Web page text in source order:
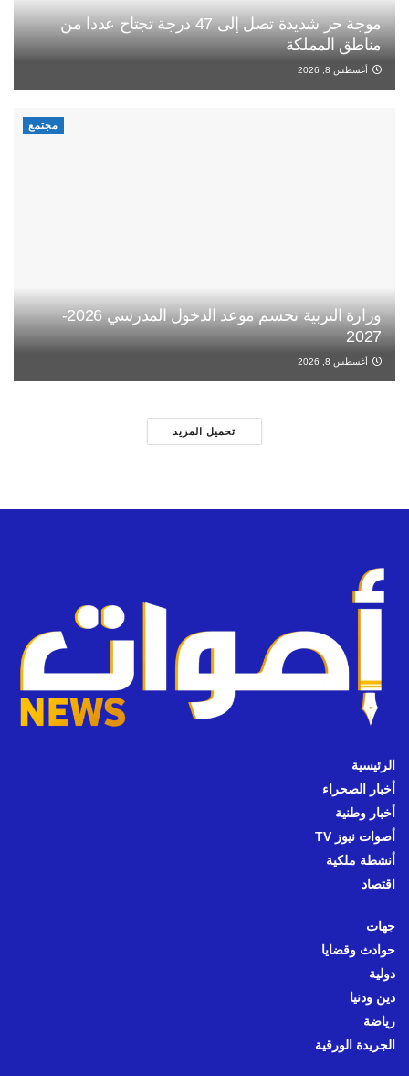
موجة حر شديدة تصل إلى 47 درجة تجتاح عددا من
مناطق المملكة
أغسطس 8, 2026
مجتمع
وزارة التربية تحسم موعد الدخول المدرسي 2026-
2027
أغسطس 8, 2026
تحميل المزيد
الرئيسية
أخبار الصحراء
أخبار وطنية
أصوات نيوز TV
أنشطة ملكية
اقتصاد
جهات
حوادث وقضايا
دولية
دين ودنيا
رياضة
الجريدة الورقية